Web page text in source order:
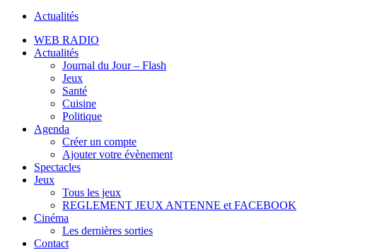
Actualités
WEB RADIO
Actualités
Journal du Jour – Flash
Jeux
Santé
Cuisine
Politique
Agenda
Créer un compte
Ajouter votre évènement
Spectacles
Jeux
Tous les jeux
REGLEMENT JEUX ANTENNE et FACEBOOK
Cinéma
Les dernières sorties
Contact